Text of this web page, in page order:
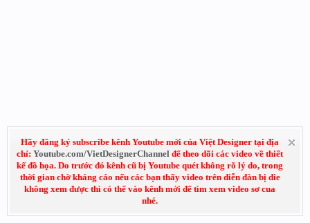
Hãy đăng ký subscribe kênh Youtube mới của Việt Designer tại địa
chỉ: Youtube.com/VietDesignerChannel để theo dõi các video về thiết
kế đồ họa. Do trước đó kênh cũ bị Youtube quét không rõ lý do, trong
thời gian chờ kháng cáo nếu các bạn thấy video trên diễn đàn bị die
không xem được thì có thể vào kênh mới để tìm xem video sơ cua
nhé.